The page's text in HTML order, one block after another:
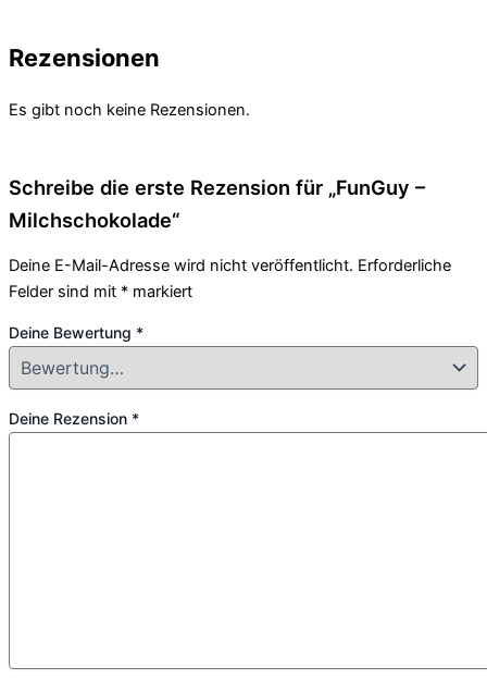
Rezensionen
Es gibt noch keine Rezensionen.
Schreibe die erste Rezension für „FunGuy –
Milchschokolade“
Deine E-Mail-Adresse wird nicht veröffentlicht. Erforderliche
Felder sind mit * markiert
Deine Bewertung *
Deine Rezension *